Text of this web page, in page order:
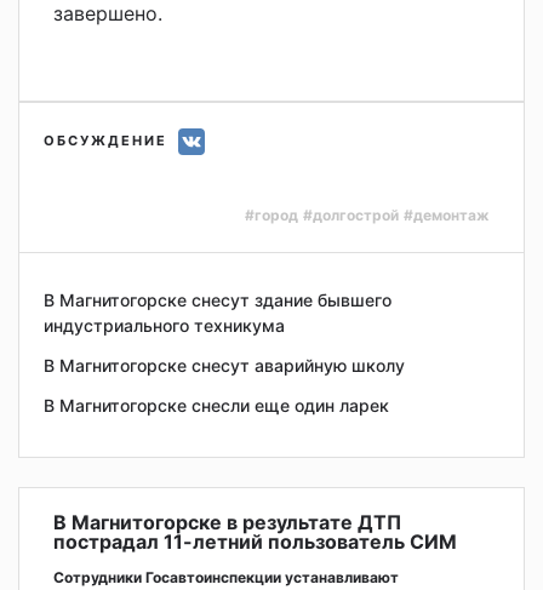
завершено.
ОБСУЖДЕНИЕ
#город #долгострой #демонтаж
В Магнитогорске снесут здание бывшего
индустриального техникума
В Магнитогорске снесут аварийную школу
В Магнитогорске снесли еще один ларек
В Магнитогорске в результате ДТП
пострадал 11-летний пользователь СИМ
Сотрудники Госавтоинспекции устанавливают